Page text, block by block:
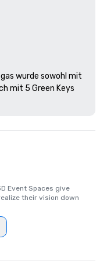
wurde sowohl mit
mit 5 Green Keys
Event Spaces give
their vision down